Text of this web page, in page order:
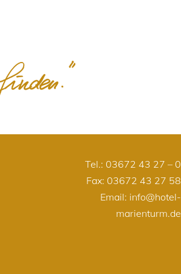
Tel.: 03672 43 27 – 0
Fax: 03672 43 27 58
Email: info@hotel-
marienturm.de